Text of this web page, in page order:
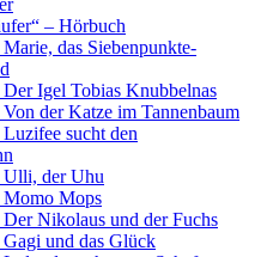
– Hörbuch
das Siebenpunkte-
Igel Tobias Knubbelnas
der Katze im Tannenbaum
sucht den
Ulli, der Uhu
Momo Mops
Nikolaus und der Fuchs
und das Glück